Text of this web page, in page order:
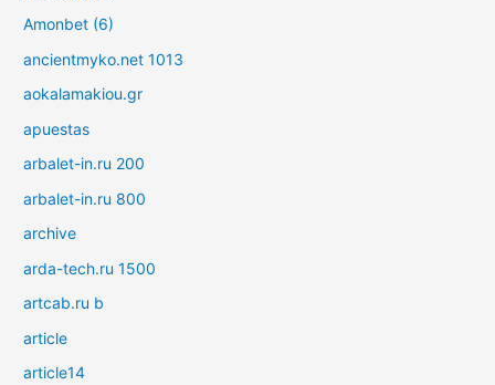
Amonbet (6)
ancientmyko.net 1013
aokalamakiou.gr
apuestas
arbalet-in.ru 200
arbalet-in.ru 800
archive
arda-tech.ru 1500
artcab.ru b
article
article14